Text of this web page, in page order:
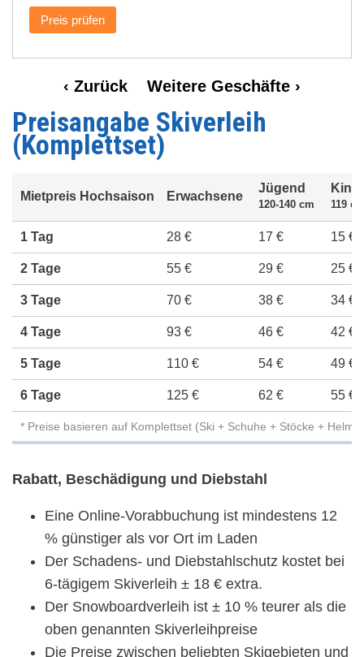
Preis prüfen
Vorige
‹ Zurück
Volgende
pagina
Weitere Geschäfte ›
Preisangabe Skiverleih
(Komplettset)
Mietpreis Hochsaison Erwachsene
Jügend
120-140 cm
Kind
119
1 Tag 28 € 17 € 15 €
2 Tage 55 € 29 € 25 €
3 Tage 70 € 38 € 34 €
4 Tage 93 € 46 € 42 €
5 Tage 110 € 54 € 49 €
6 Tage 125 € 62 € 55 €
* Preise basieren auf Komplettset (Ski + Schuhe + Stöcke + Helm)
Rabatt, Beschädigung und Diebstahl
Eine Online-Vorabbuchung ist mindestens 12
% günstiger als vor Ort im Laden
Der Schadens- und Diebstahlschutz kostet bei
6-tägigem Skiverleih ± 18 € extra.
Der Snowboardverleih ist ± 10 % teurer als die
oben genannten Skiverleihpreise
Die Preise zwischen beliebten Skigebieten und